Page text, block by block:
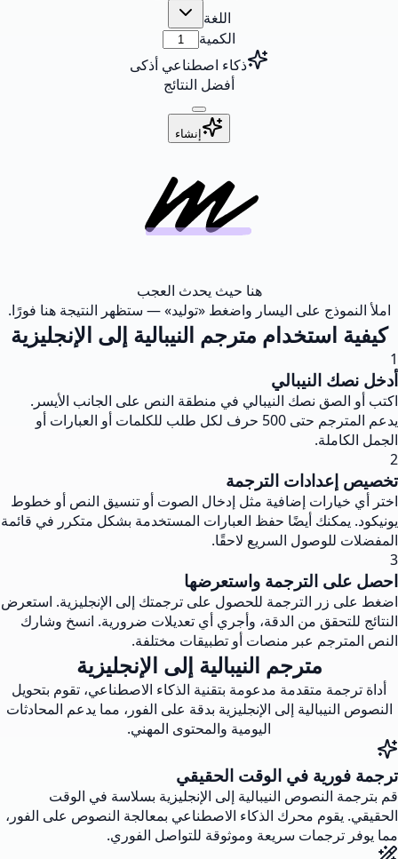
اللغة
الكمية
ذكاء اصطناعي أذكى
أفضل النتائج
إنشاء
هنا حيث يحدث العجب
املأ النموذج على اليسار واضغط «توليد» — ستظهر النتيجة هنا فورًا.
كيفية استخدام مترجم النيبالية إلى الإنجليزية
1
أدخل نصك النيبالي
اكتب أو الصق نصك النيبالي في منطقة النص على الجانب الأيسر.
يدعم المترجم حتى 500 حرف لكل طلب للكلمات أو العبارات أو
الجمل الكاملة.
2
تخصيص إعدادات الترجمة
اختر أي خيارات إضافية مثل إدخال الصوت أو تنسيق النص أو خطوط
يونيكود. يمكنك أيضًا حفظ العبارات المستخدمة بشكل متكرر في قائمة
المفضلات للوصول السريع لاحقًا.
3
احصل على الترجمة واستعرضها
اضغط على زر الترجمة للحصول على ترجمتك إلى الإنجليزية. استعرض
النتائج للتحقق من الدقة، وأجري أي تعديلات ضرورية. انسخ وشارك
النص المترجم عبر منصات أو تطبيقات مختلفة.
مترجم النيبالية إلى الإنجليزية
أداة ترجمة متقدمة مدعومة بتقنية الذكاء الاصطناعي، تقوم بتحويل
النصوص النيبالية إلى الإنجليزية بدقة على الفور، مما يدعم المحادثات
اليومية والمحتوى المهني.
ترجمة فورية في الوقت الحقيقي
قم بترجمة النصوص النيبالية إلى الإنجليزية بسلاسة في الوقت
الحقيقي. يقوم محرك الذكاء الاصطناعي بمعالجة النصوص على الفور،
مما يوفر ترجمات سريعة وموثوقة للتواصل الفوري.